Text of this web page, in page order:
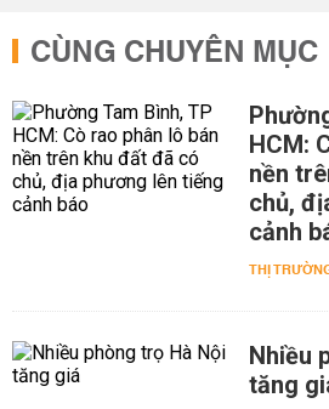
CÙNG CHUYÊN MỤC
HCM:
nền
chủ,
cảnh
THỊ
Nhiều
tăng